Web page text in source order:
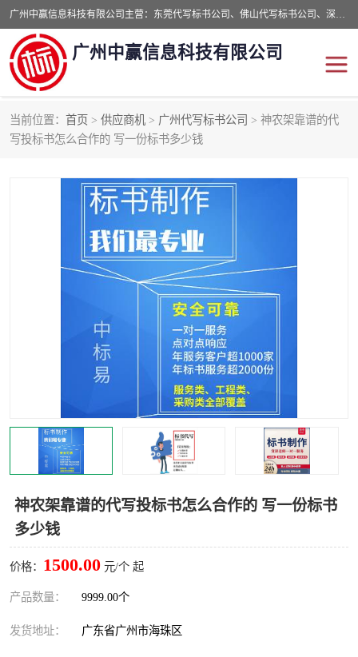
广州中赢信息科技有限公司主营：东莞代写标书公司、佛山代写标书公司、深圳代写标书公司等,食品类标书、工程类类标书,经验丰富的标书制作团队,24小时加急服务,多对一服务。
广州中赢信息科技有限公司
当前位置： 首页 > 供应商机 > 广州代写标书公司 > 神农架靠谱的代
写投标书怎么合作的 写一份标书多少钱
神农架靠谱的代写投标书怎么合作的 写一份标书
多少钱
价格： 1500.00 元/个 起
产品数量： 9999.00个
发货地址： 广东省广州市海珠区